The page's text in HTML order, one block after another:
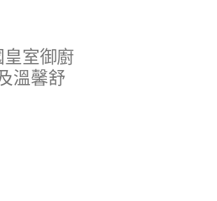
室御廚
溫馨舒